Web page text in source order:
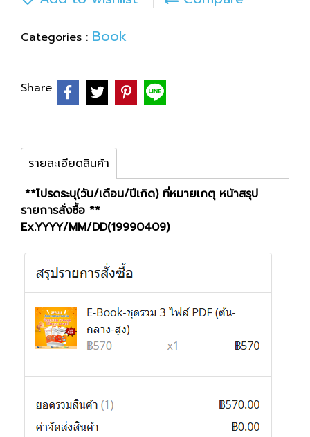
Categories : Book
Share
รายละเอียดสินค้า
**โปรดระบุ(วัน/เดือน/ปีเกิด) ที่หมายเกตุ หน้าสรุป
รายการสั่งซื้อ **
Ex.YYYY/MM/DD(19990409)